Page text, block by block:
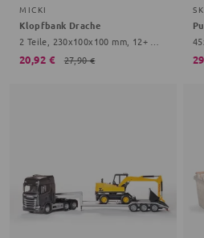
MICKI
Klopfbank Drache
20,92 € 27,90 €